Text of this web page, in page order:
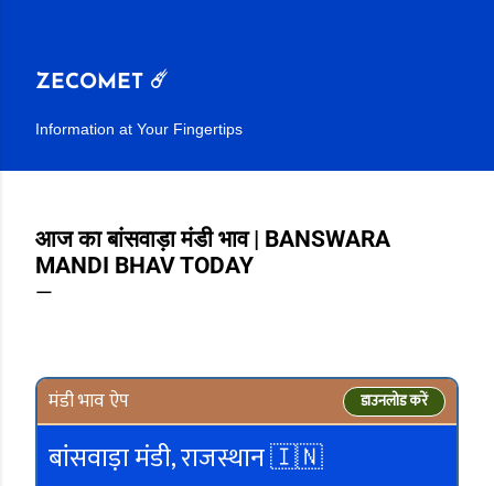
ZECOMET ☄️
Information at Your Fingertips
आज का बांसवाड़ा मंडी भाव | BANSWARA
MANDI BHAV TODAY
मंडी भाव ऐप डाउनलोड करें
बांसवाड़ा मंडी, राजस्थान 🇮🇳